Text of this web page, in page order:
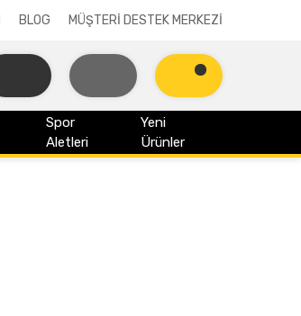
BLOG MÜŞTERİ DESTEK MERKEZİ
Spor
Aletleri
Yeni
Ürünler